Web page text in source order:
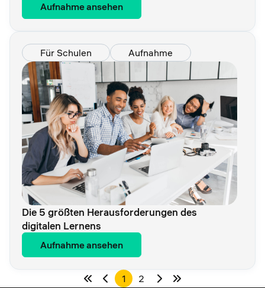
Aufnahme ansehen
Für Schulen Aufnahme
Die 5 größten Herausforderungen des
digitalen Lernens
Aufnahme ansehen
1 2